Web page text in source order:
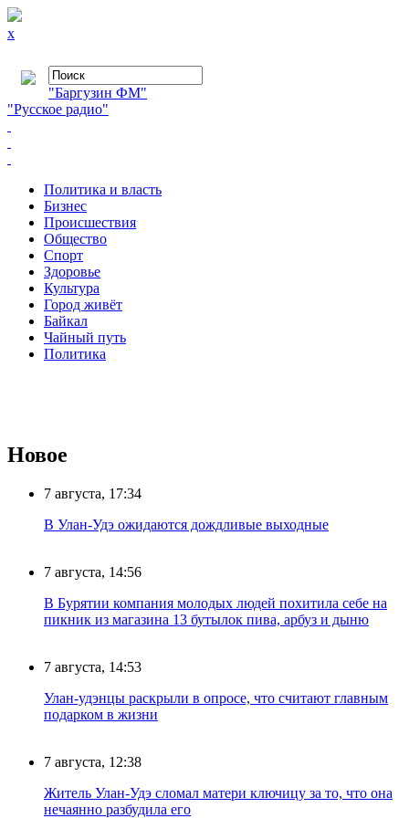
x
"Баргузин ФМ"
"Русское радио"
Политика и власть
Бизнес
Происшествия
Общество
Cпорт
Здоровье
Культура
Город живёт
Байкал
Чайный путь
Политика
Новое
7 августа, 17:34
В Улан-Удэ ожидаются дождливые выходные
7 августа, 14:56
В Бурятии компания молодых людей похитила себе на
пикник из магазина 13 бутылок пива, арбуз и дыню
7 августа, 14:53
Улан-удэнцы раскрыли в опросе, что считают главным
подарком в жизни
7 августа, 12:38
Житель Улан-Удэ сломал матери ключицу за то, что она
нечаянно разбудила его